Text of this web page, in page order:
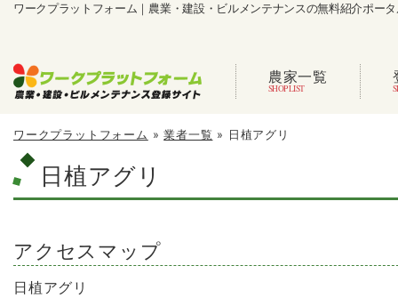
ワークプラットフォーム｜農業・建設・ビルメンテナンスの無料紹介ポー
農家一覧
ワークプラットフォーム »業者一覧 » 日植アグリ
日植アグリ
アクセスマップ
日植アグリ